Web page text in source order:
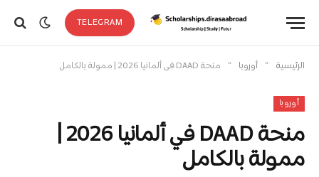
TELEGRAM
الرئيسية » أوروبا » منحة DAAD في ألمانيا 2026 | ممولة بالكامل
أوروبا
منحة DAAD في ألمانيا 2026 |
ممولة بالكامل